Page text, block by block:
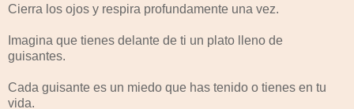
Cierra los ojos y respira profundamente una vez.
Imagina que tienes delante de ti un plato lleno de
guisantes.
Cada guisante es un miedo que has tenido o tienes en tu
vida.